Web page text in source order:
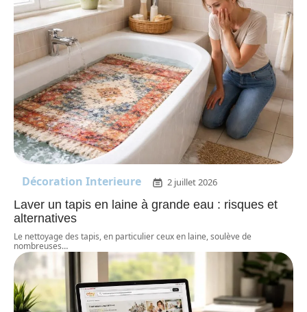
Décoration Interieure 2 juillet 2026
Laver un tapis en laine à grande eau : risques et
alternatives
Le nettoyage des tapis, en particulier ceux en laine, soulève de
nombreuses…